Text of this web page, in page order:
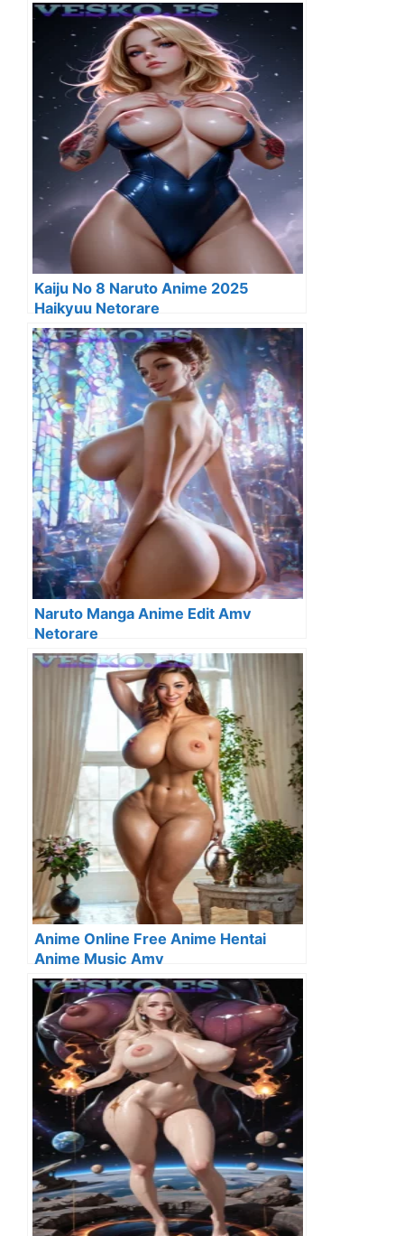
Kaiju No 8 Naruto Anime 2025
Haikyuu Netorare
Naruto Manga Anime Edit Amv
Netorare
Anime Online Free Anime Hentai
Anime Music Amv